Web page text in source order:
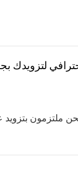
لتزويدك
ملتزمون بتزويد